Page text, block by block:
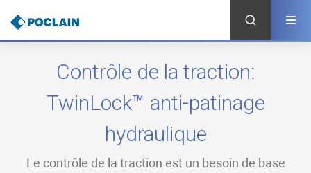
contenu
principal
Contrôle de la traction:
TwinLock™ anti-patinage
hydraulique
Le contrôle de la traction est un besoin de base